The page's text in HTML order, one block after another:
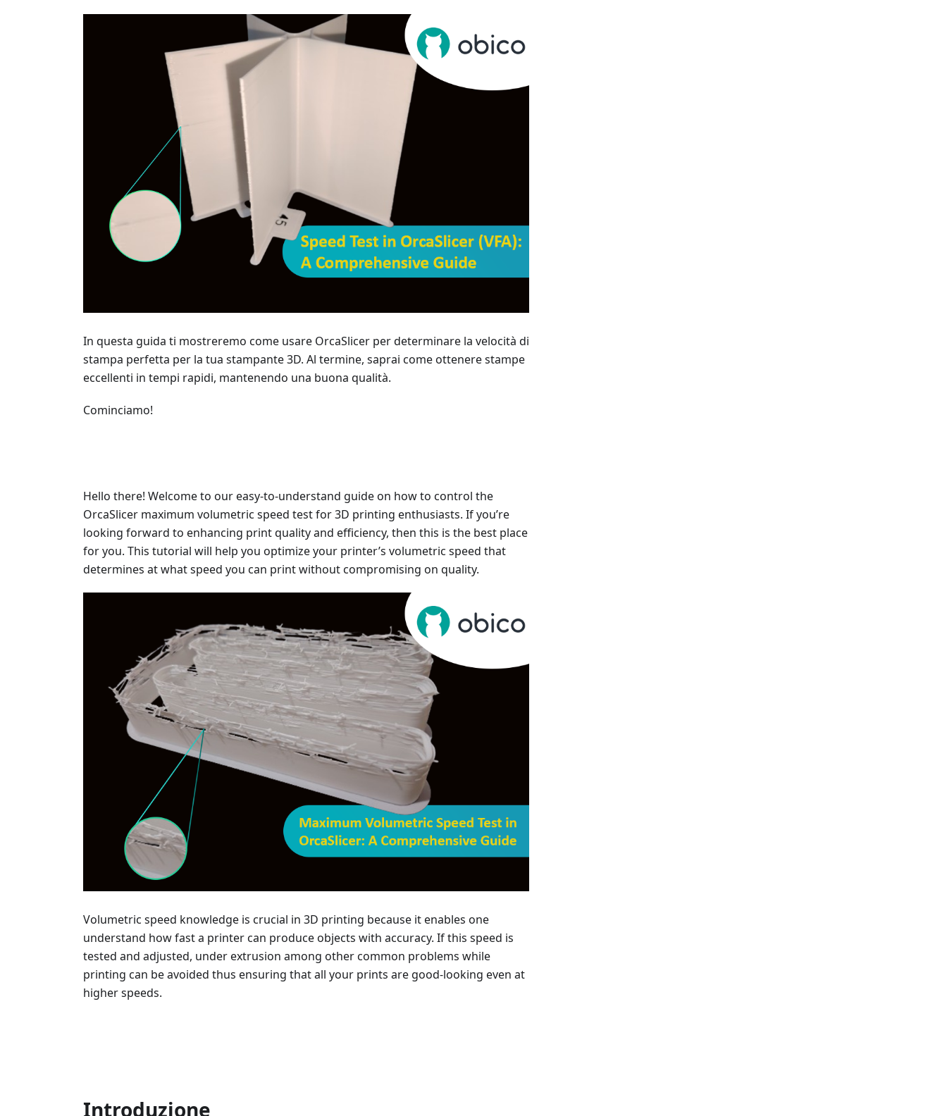
In questa guida ti mostreremo come usare OrcaSlicer per determinare la velocità di
stampa perfetta per la tua stampante 3D. Al termine, saprai come ottenere stampe
eccellenti in tempi rapidi, mantenendo una buona qualità.
Cominciamo!
Hello there! Welcome to our easy-to-understand guide on how to control the
OrcaSlicer maximum volumetric speed test for 3D printing enthusiasts. If you’re
looking forward to enhancing print quality and efficiency, then this is the best place
for you. This tutorial will help you optimize your printer’s volumetric speed that
determines at what speed you can print without compromising on quality.
Volumetric speed knowledge is crucial in 3D printing because it enables one
understand how fast a printer can produce objects with accuracy. If this speed is
tested and adjusted, under extrusion among other common problems while
printing can be avoided thus ensuring that all your prints are good-looking even at
higher speeds.
Introduzione